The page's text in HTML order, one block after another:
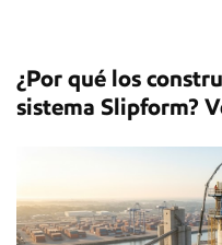
¿Por qué los
sistema Slipform?